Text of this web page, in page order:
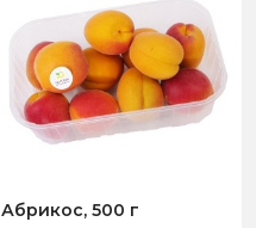
Абрикос, 500 г